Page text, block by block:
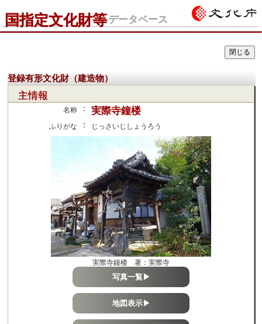
国指定文化財等データベース
登録有形文化財（建造物）
主情報
名称 ： 実際寺鐘楼
ふりがな ： じっさいじしょうろう
実際寺鐘楼 著：実際寺
写真一覧▶
地図表示▶